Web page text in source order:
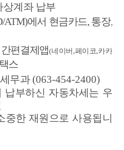
상계좌 납부
ATM)에서 현금카드, 통장,
간편결제앱(네이버 ,페이코,카카
스
무과 (063-454-2400)
납부하신 자동차세는 우
중한 재원으로 사용됩니